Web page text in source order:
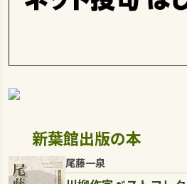
新葉館出版の本
尾藤一泉